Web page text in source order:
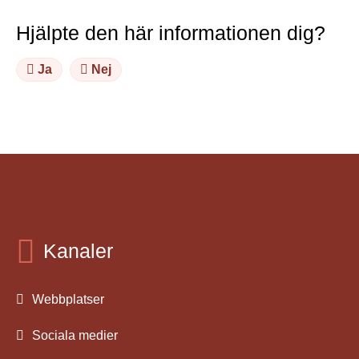
Hjälpte den här informationen dig?
Ja Nej
Kanaler
Webbplatser
Sociala medier